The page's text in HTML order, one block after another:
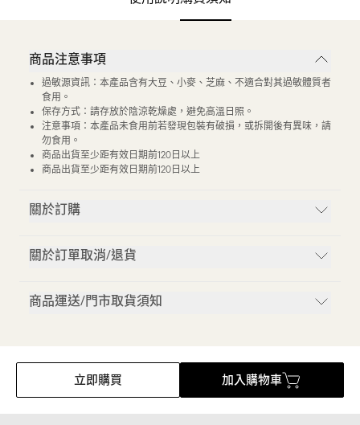
商品注意事項
過敏源資訊：本產品含有大豆、小麥、芝麻、不適合對其過敏體質者
食用。
保存方式：請存放於陰涼乾燥處，避免高溫日照。
注意事項：本產品未食用前若發現包裝有破損，或拆開後有異味，請
勿食用。
商品出貨至少距有效日期前120日以上
商品出貨至少距有效日期前120日以上
關於訂購
關於訂單取消/退貨
商品運送/門市取貨須知
立即購買 加入購物車